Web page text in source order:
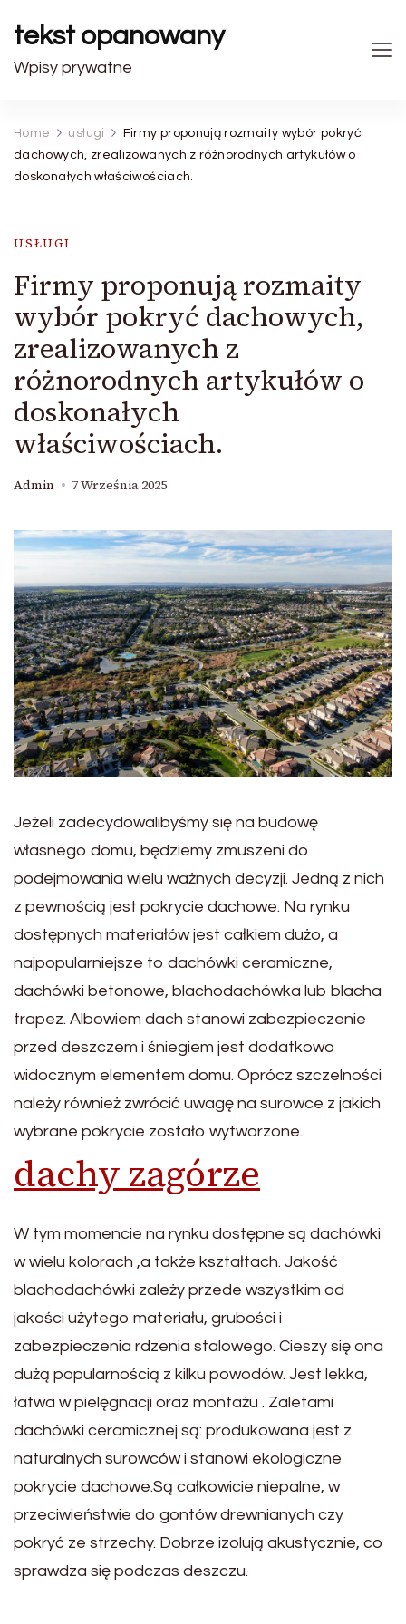
tekst opanowany
Wpisy prywatne
Home usługi
Firmy proponują rozmaity wybór pokryć
dachowych, zrealizowanych z różnorodnych artykułów o
doskonałych właściwościach.
USŁUGI
Firmy proponują rozmaity
wybór pokryć dachowych,
zrealizowanych z
różnorodnych artykułów o
doskonałych
właściwościach.
Admin 7 Września 2025
Jeżeli zadecydowalibyśmy się na budowę
własnego domu, będziemy zmuszeni do
podejmowania wielu ważnych decyzji. Jedną z nich
z pewnością jest pokrycie dachowe. Na rynku
dostępnych materiałów jest całkiem dużo, a
najpopularniejsze to dachówki ceramiczne,
dachówki betonowe, blachodachówka lub blacha
trapez. Albowiem dach stanowi zabezpieczenie
przed deszczem i śniegiem jest dodatkowo
widocznym elementem domu. Oprócz szczelności
należy również zwrócić uwagę na surowce z jakich
wybrane pokrycie zostało wytworzone.
dachy zagórze
W tym momencie na rynku dostępne są dachówki
w wielu kolorach ,a także kształtach. Jakość
blachodachówki zależy przede wszystkim od
jakości użytego materiału, grubości i
zabezpieczenia rdzenia stalowego. Cieszy się ona
dużą popularnością z kilku powodów. Jest lekka,
łatwa w pielęgnacji oraz montażu . Zaletami
dachówki ceramicznej są: produkowana jest z
naturalnych surowców i stanowi ekologiczne
pokrycie dachowe.Są całkowicie niepalne, w
przeciwieństwie do gontów drewnianych czy
pokryć ze strzechy. Dobrze izolują akustycznie, co
sprawdza się podczas deszczu.